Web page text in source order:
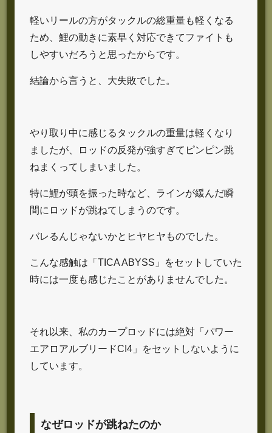
軽いリールの方がタックルの総重量も軽くなる
ため、鯉の動きに素早く対応できてファイトも
しやすいだろうと思ったからです。
結論から言うと、大失敗でした。
やり取り中に感じるタックルの重量は軽くなり
ましたが、ロッドの反発が強すぎてピンピン跳
ねまくってしまいました。
特に鯉が頭を振った時など、ラインが緩んだ瞬
間にロッドが跳ねてしまうのです。
バレるんじゃないかとヒヤヒヤものでした。
こんな感触は「TICA ABYSS」をセットしていた
時には一度も感じたことがありませんでした。
それ以来、私のカープロッドには絶対「パワー
エアロアルブリードCI4」をセットしないように
しています。
なぜロッドが跳ねたのか